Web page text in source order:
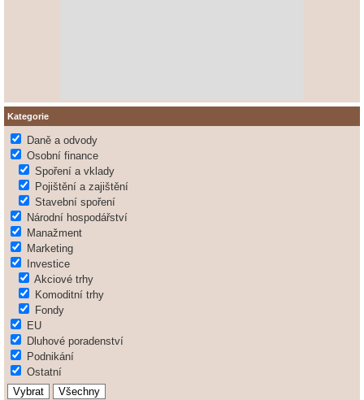
Kategorie
Daně a odvody
Osobní finance
Spoření a vklady
Pojištění a zajištění
Stavební spoření
Národní hospodářství
Manažment
Marketing
Investice
Akciové trhy
Komoditní trhy
Fondy
EU
Dluhové poradenství
Podnikání
Ostatní